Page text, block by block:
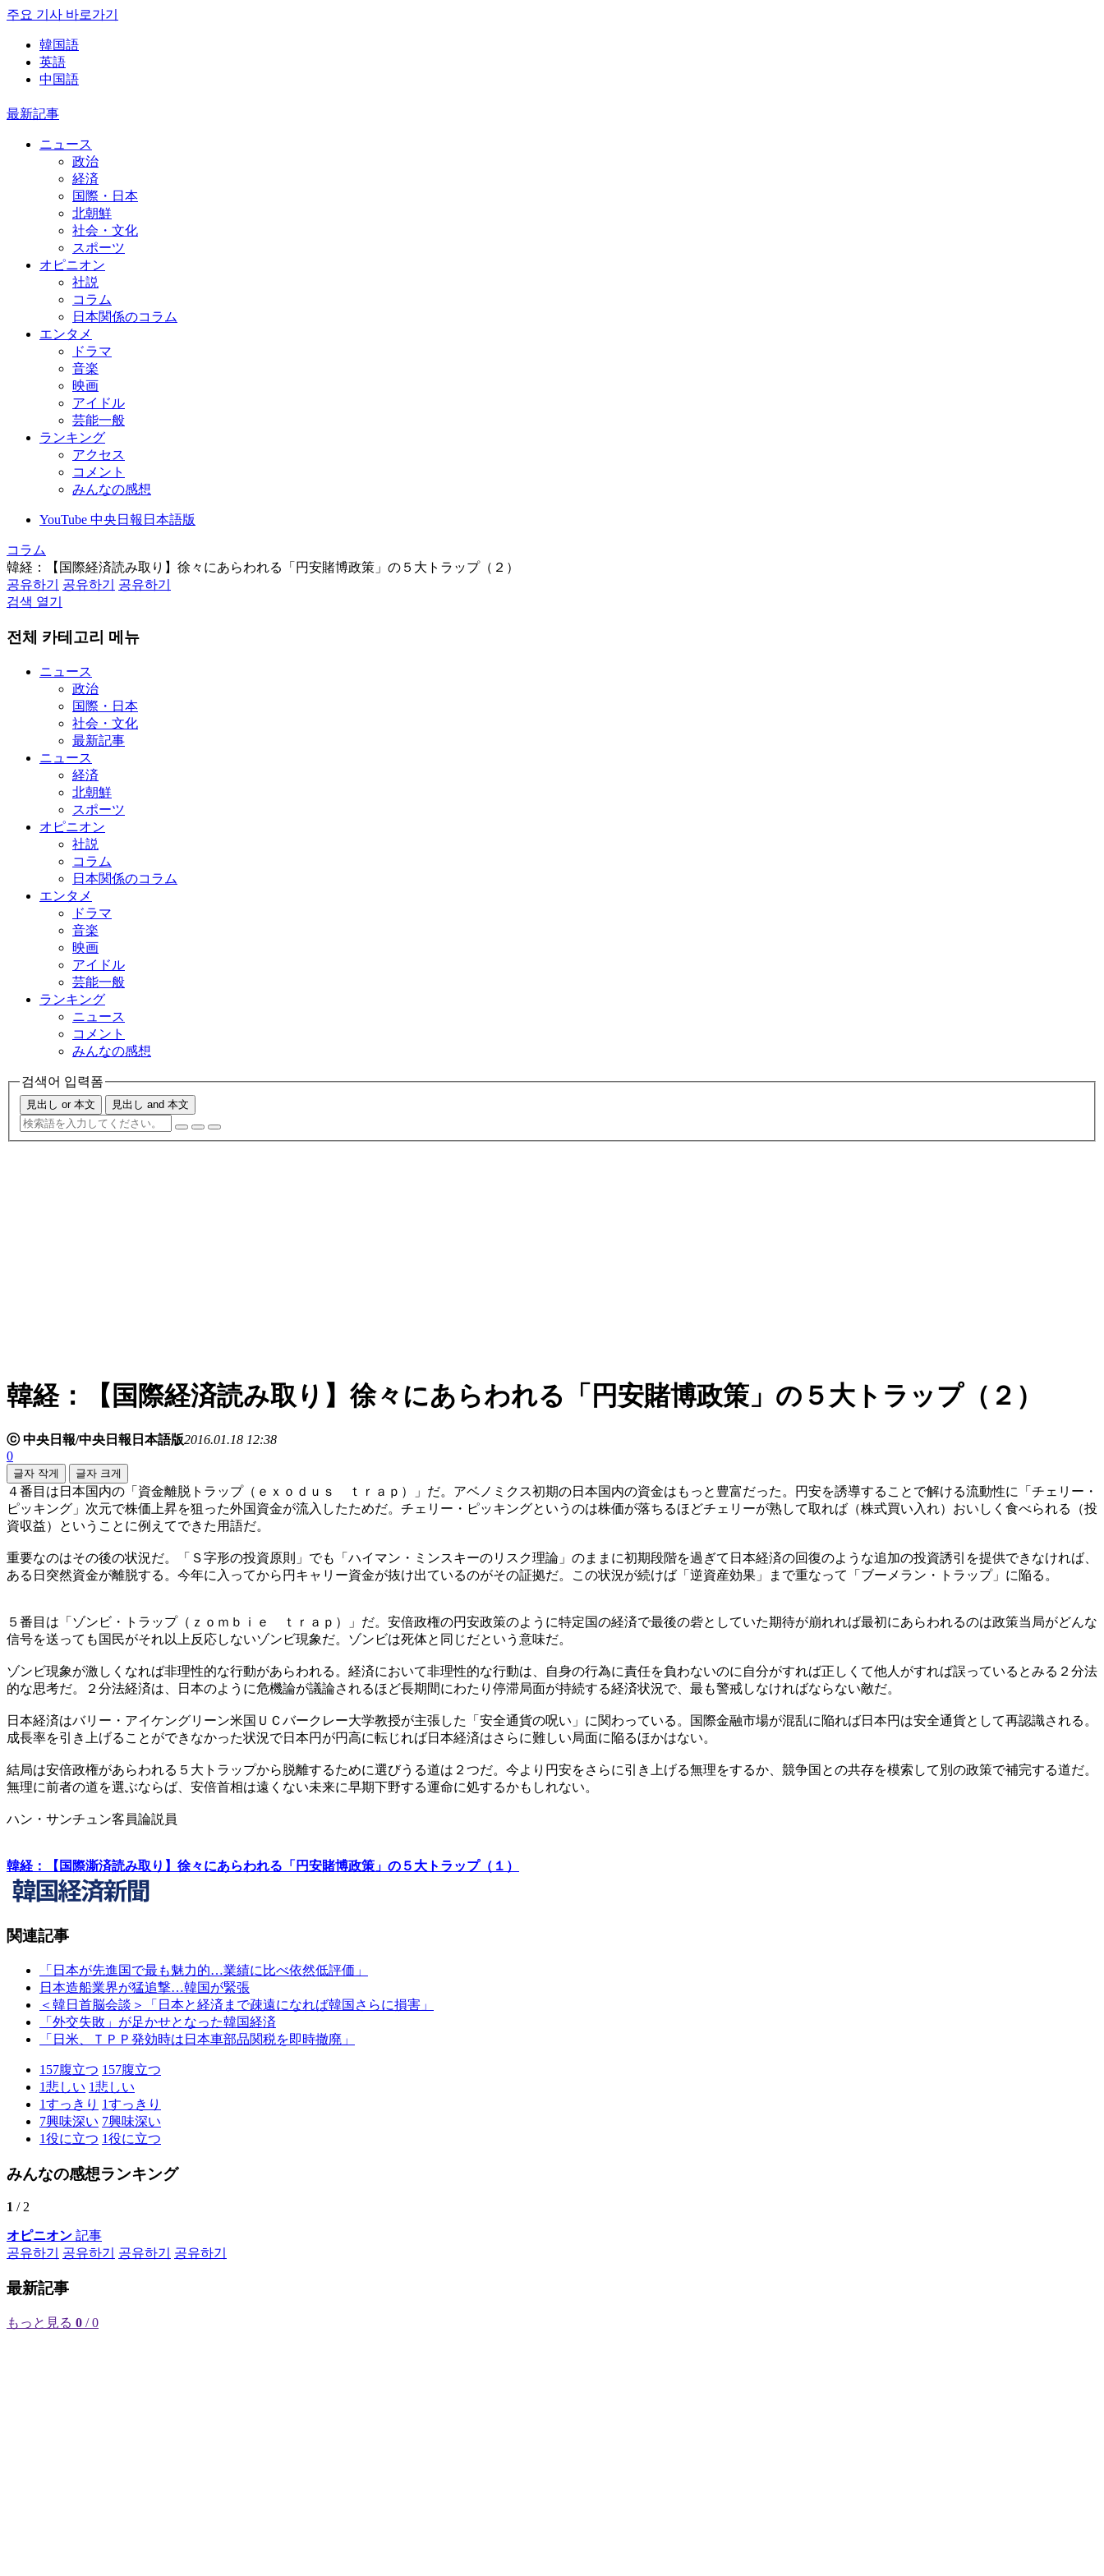
주요 기사 바로가기
韓国語
英語
中国語
最新記事
ニュース
政治
経済
国際・日本
北朝鮮
社会・文化
スポーツ
オピニオン
社説
コラム
日本関係のコラム
エンタメ
ドラマ
音楽
映画
アイドル
芸能一般
ランキング
アクセス
コメント
みんなの感想
YouTube 中央日報日本語版
コラム
韓経：【国際経済読み取り】徐々にあらわれる「円安賭博政策」の５大トラップ（２）
공유하기
공유하기
공유하기
검색 열기
전체 카테고리 메뉴
ニュース
政治
国際・日本
社会・文化
最新記事
ニュース
経済
北朝鮮
スポーツ
オピニオン
社説
コラム
日本関係のコラム
エンタメ
ドラマ
音楽
映画
アイドル
芸能一般
ランキング
ニュース
コメント
みんなの感想
검색어 입력폼
見出し or 本文 見出し and 本文
韓経：【国際経済読み取り】徐々にあらわれる「円安賭博政策」の５大トラップ（２）
ⓒ 中央日報/中央日報日本語版2016.01.18 12:38
0
글자 작게 글자 크게
４番目は日本国内の「資金離脱トラップ（ｅｘｏｄｕｓ ｔｒａｐ）」だ。アベノミクス初期の日本国内の資金はもっと豊富だった。円安を誘導することで解ける流動性に「チェリー・
ピッキング」次元で株価上昇を狙った外国資金が流入したためだ。チェリー・ピッキングというのは株価が落ちるほどチェリーが熟して取れば（株式買い入れ）おいしく食べられる（投
資収益）ということに例えてできた用語だ。
重要なのはその後の状況だ。「Ｓ字形の投資原則」でも「ハイマン・ミンスキーのリスク理論」のままに初期段階を過ぎて日本経済の回復のような追加の投資誘引を提供できなければ、
ある日突然資金が離脱する。今年に入ってから円キャリー資金が抜け出ているのがその証拠だ。この状況が続けば「逆資産効果」まで重なって「ブーメラン・トラップ」に陥る。
５番目は「ゾンビ・トラップ（ｚｏｍｂｉｅ ｔｒａｐ）」だ。安倍政権の円安政策のように特定国の経済で最後の砦としていた期待が崩れれば最初にあらわれるのは政策当局がどんな
信号を送っても国民がそれ以上反応しないゾンビ現象だ。ゾンビは死体と同じだという意味だ。
ゾンビ現象が激しくなれば非理性的な行動があらわれる。経済において非理性的な行動は、自身の行為に責任を負わないのに自分がすれば正しくて他人がすれば誤っているとみる２分法
的な思考だ。２分法経済は、日本のように危機論が議論されるほど長期間にわたり停滞局面が持続する経済状況で、最も警戒しなければならない敵だ。
日本経済はバリー・アイケングリーン米国ＵＣバークレー大学教授が主張した「安全通貨の呪い」に関わっている。国際金融市場が混乱に陥れば日本円は安全通貨として再認識される。
成長率を引き上げることができなかった状況で日本円が円高に転じれば日本経済はさらに難しい局面に陥るほかはない。
結局は安倍政権があらわれる５大トラップから脱離するために選びうる道は２つだ。今より円安をさらに引き上げる無理をするか、競争国との共存を模索して別の政策で補完する道だ。
無理に前者の道を選ぶならば、安倍首相は遠くない未来に早期下野する運命に処するかもしれない。
ハン・サンチュン客員論説員
韓経：【国際澌済読み取り】徐々にあらわれる「円安賭博政策」の５大トラップ（１）
関連記事
「日本が先進国で最も魅力的…業績に比べ依然低評価」
日本造船業界が猛追撃…韓国が緊張
＜韓日首脳会談＞「日本と経済まで疎遠になれば韓国さらに損害」
「外交失敗」が足かせとなった韓国経済
「日米、ＴＰＰ発効時は日本車部品関税を即時撤廃」
157腹立つ 157腹立つ
1悲しい 1悲しい
1すっきり 1すっきり
7興味深い 7興味深い
1役に立つ 1役に立つ
みんなの感想ランキング
1 / 2
オピニオン 記事
공유하기
공유하기 공유하기 공유하기
最新記事
もっと見る 0 / 0